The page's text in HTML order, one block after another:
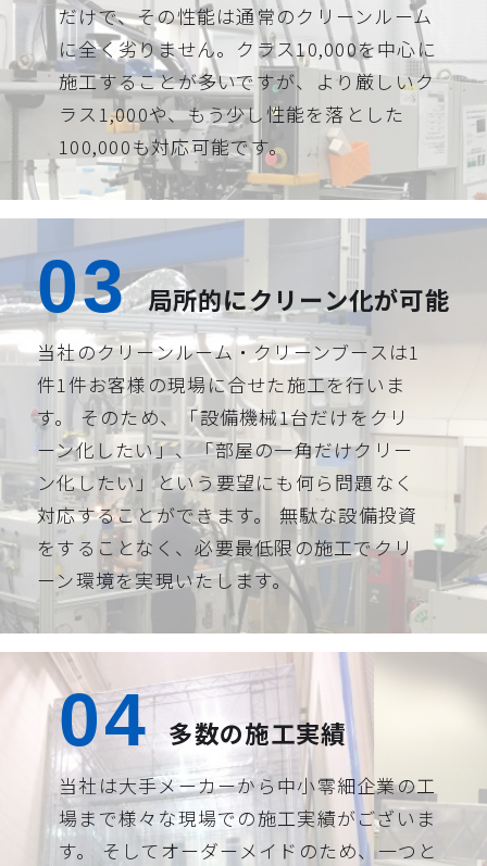
だけで、その性能は通常のクリーンルーム
に全く劣りません。クラス10,000を中心に
施工することが多いですが、より厳しいク
ラス1,000や、もう少し性能を落とした
100,000も対応可能です。
局所的にクリーン化が可能
当社のクリーンルーム・クリーンブースは1
件1件お客様の現場に合せた施工を行いま
す。 そのため、「設備機械1台だけをクリ
ーン化したい」、「部屋の一角だけクリー
ン化したい」という要望にも何ら問題なく
対応することができます。 無駄な設備投資
をすることなく、必要最低限の施工でクリ
ーン環境を実現いたします。
多数の施工実績
当社は大手メーカーから中小零細企業の工
場まで様々な現場での施工実績がございま
す。 そしてオーダーメイドのため、一つと